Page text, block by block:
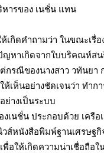
ารของ เนชั่น แทน
กิดคำถามว่า ในขณะเรื่
ญหาเกิดจากใบบริคณห์ส
รณีของนางสาว วทันยา
ห้เห็นอย่างชัดเจนว่า ทำ
ย่างเป็นระบบ
เนชั่น ประกอบด้วย เครื
ส์หนังสือพิมพ์ฐานเศรษฐ
อให้เกิดความน่าเชื่อถือใ